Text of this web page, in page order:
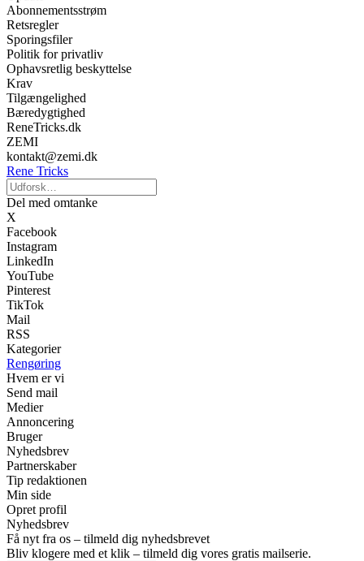
Abonnementsstrøm
Retsregler
Sporingsfiler
Politik for privatliv
Ophavsretlig beskyttelse
Krav
Tilgængelighed
Bæredygtighed
ReneTricks.dk
ZEMI
kontakt@zemi.dk
Rene Tricks
Del med omtanke
X
Facebook
Instagram
LinkedIn
YouTube
Pinterest
TikTok
Mail
RSS
Kategorier
Rengøring
Hvem er vi
Send mail
Medier
Annoncering
Bruger
Nyhedsbrev
Partnerskaber
Tip redaktionen
Min side
Opret profil
Nyhedsbrev
Få nyt fra os – tilmeld dig nyhedsbrevet
Bliv klogere med et klik – tilmeld dig vores gratis mailserie.